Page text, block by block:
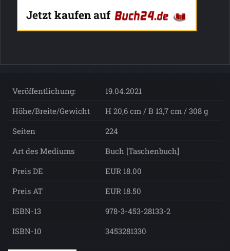
Jetzt kaufen auf
Veröffentlichung:
19.04.2021
Höhe/Breite/Gewicht
H 20,6 cm / B 13,7 cm / 308 g
Seiten
224
Art des Mediums
Buch [Taschenbuch]
Preis DE
EUR 18.00
Preis AT
EUR 18.50
ISBN-13
978-3-453-28133-2
ISBN-10
3453281330